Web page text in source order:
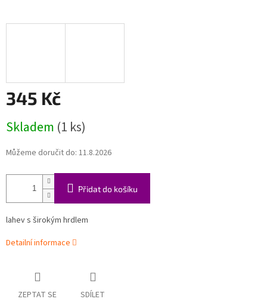
345 Kč
cena:
Skladem (1 ks)
Můžeme doručit do: 11.8.2026
Přidat do košíku
lahev s širokým hrdlem
Detailní informace
ZEPTAT SE SDÍLET